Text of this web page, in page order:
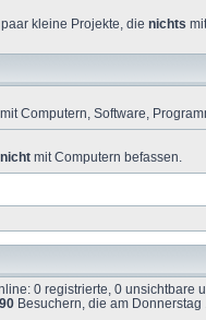
kleine Projekte, die nichts
Computern, Software,
nicht mit Computern befassen.
0 registrierte, 0 unsichtbare
Besuchern, die am